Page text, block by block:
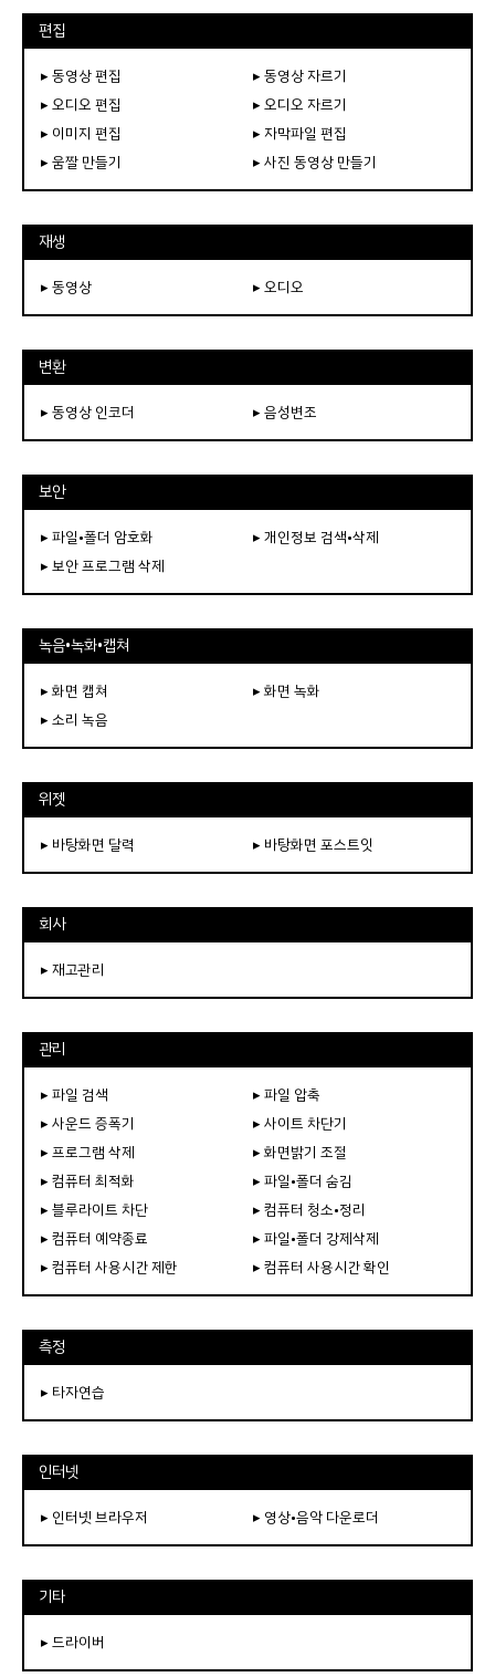
편집
▸ 동영상 편집
▸ 동영상 자르기
▸ 오디오 편집
▸ 오디오 자르기
▸ 이미지 편집
▸ 자막파일 편집
▸ 움짤 만들기
▸ 사진 동영상 만들기
재생
▸ 동영상 ▸ 오디오
변환
▸ 동영상 인코더 ▸ 음성변조
보안
▸ 파일•폴더 암호화
▸ 개인정보 검색•삭제
▸ 보안 프로그램 삭제
녹음•녹화•캡쳐
▸ 화면 캡쳐
▸ 화면 녹화
▸ 소리 녹음
위젯
▸ 바탕화면 달력 ▸ 바탕화면 포스트잇
회사
▸ 재고관리
관리
▸ 파일 검색
▸ 파일 압축
▸ 사운드 증폭기
▸ 사이트 차단기
▸ 프로그램 삭제
▸ 화면밝기 조절
▸ 컴퓨터 최적화
▸ 파일•폴더 숨김
▸ 블루라이트 차단
▸ 컴퓨터 청소•정리
▸ 컴퓨터 예약종료
▸ 파일•폴더 강제삭제
▸ 컴퓨터 사용시간 제한
▸ 컴퓨터 사용시간 확인
측정
▸ 타자연습
인터넷
▸ 인터넷 브라우저 ▸ 영상•음악 다운로더
기타
▸ 드라이버